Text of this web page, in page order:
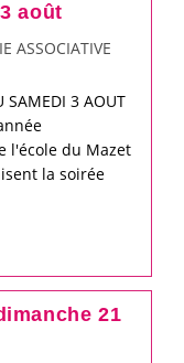
août
ASSOCIATIVE
SAMEDI 3 AOUT
l'école du Mazet
la soirée
21